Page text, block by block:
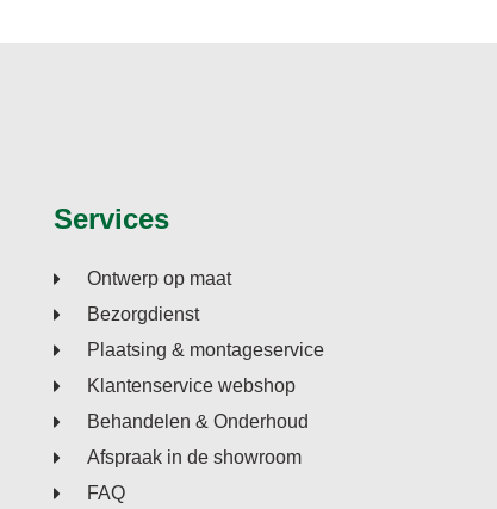
Services
Ontwerp op maat
Bezorgdienst
Plaatsing & montageservice
Klantenservice webshop
Behandelen & Onderhoud
Afspraak in de showroom
FAQ